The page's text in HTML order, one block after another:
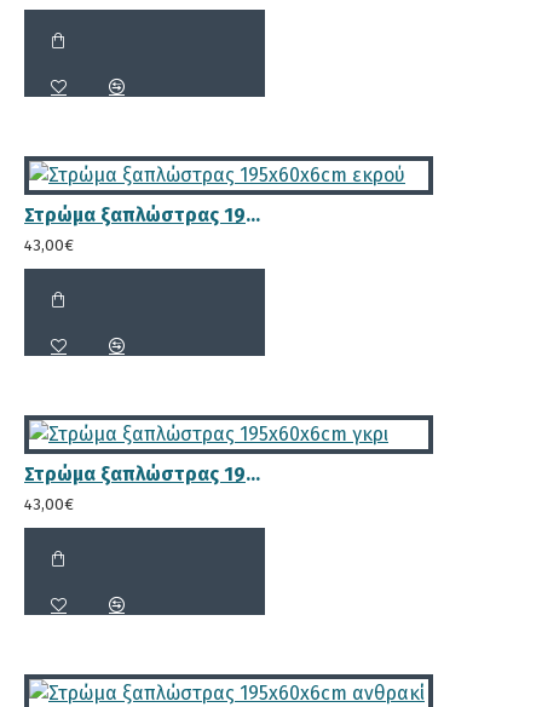
Το
ξύλο πεύκουτο οποίοεμποτίζεται
έντομα, σκόρος) που διαβρώνουν το ξύλο. Με
αυτόν τον τρόπο εξασφαλίζουμε τημέγιστη
διάρκεια ζωής. Συνοπτικά τα πλεονεκτήματα
αυτής της ξύλινης ξαπλώστρας είναι:
Ο κορμός αποτελείται από τρία
κομμάτια συνολικής διάστασης
13.8x3.6 cm για μεγαλύτερη αντοχή
νευρώσεων και νερών του ξύλου
Στρώμα ξαπλώστρας 195x60x6cm εκρού
43,00€
Στρώμα ξαπλώστρας 195x60x6cm γκρι
43,00€